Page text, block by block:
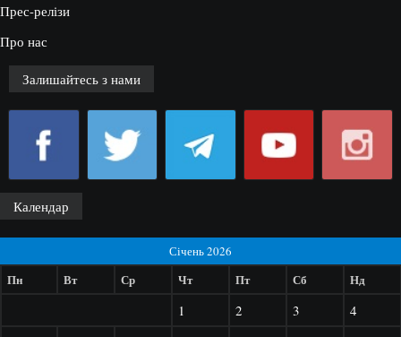
Прес-релізи
Про нас
Залишайтесь з нами
Календар
Січень 2026
Пн Вт Ср Чт Пт Сб Нд
1 2 3
4